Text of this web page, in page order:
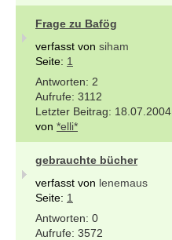
Frage zu Bafög
verfasst von siham
Seite: 1
2
3112
18.07.2004
von *elli*
gebrauchte bücher
verfasst von lenemaus
Seite: 1
0
3572